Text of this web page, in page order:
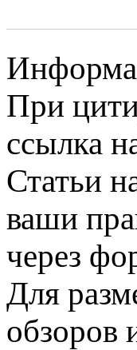
При
ссылка
Статьи
ваши
через
Для
обзоров